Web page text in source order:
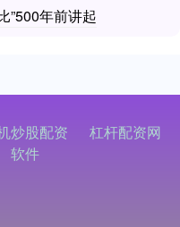
”500年前讲起
炒股配资
软件
杠杆配资网